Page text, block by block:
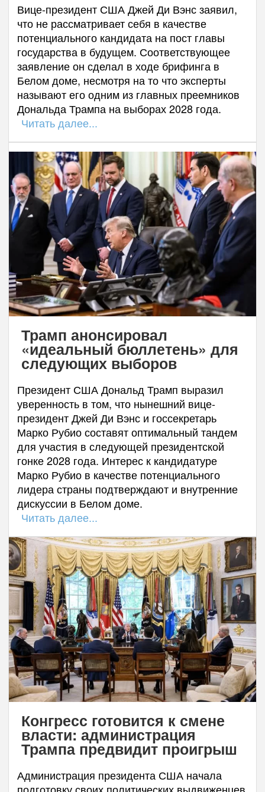
Вице-президент США Джей Ди Вэнс заявил,
что не рассматривает себя в качестве
потенциального кандидата на пост главы
государства в будущем. Соответствующее
заявление он сделал в ходе брифинга в
Белом доме, несмотря на то что эксперты
называют его одним из главных преемников
Дональда Трампа на выборах 2028 года.
Читать далее...
Трамп анонсировал
«идеальный бюллетень» для
следующих выборов
Президент США Дональд Трамп выразил
уверенность в том, что нынешний вице-
президент Джей Ди Вэнс и госсекретарь
Марко Рубио составят оптимальный тандем
для участия в следующей президентской
гонке 2028 года. Интерес к кандидатуре
Марко Рубио в качестве потенциального
лидера страны подтверждают и внутренние
дискуссии в Белом доме.
Читать далее...
Конгресс готовится к смене
власти: администрация
Трампа предвидит проигрыш
Администрация президента США начала